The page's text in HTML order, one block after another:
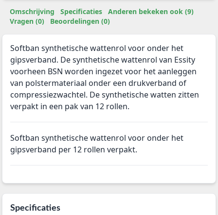
Omschrijving Specificaties
Anderen bekeken ook (9)
Vragen (0)
Beoordelingen (0)
Softban synthetische wattenrol voor onder het
gipsverband. De synthetische wattenrol van Essity
voorheen BSN worden ingezet voor het aanleggen
van polstermateriaal onder een drukverband of
compressiezwachtel. De synthetische watten zitten
verpakt in een pak van 12 rollen.
Softban synthetische wattenrol voor onder het
gipsverband per 12 rollen verpakt.
Specificaties